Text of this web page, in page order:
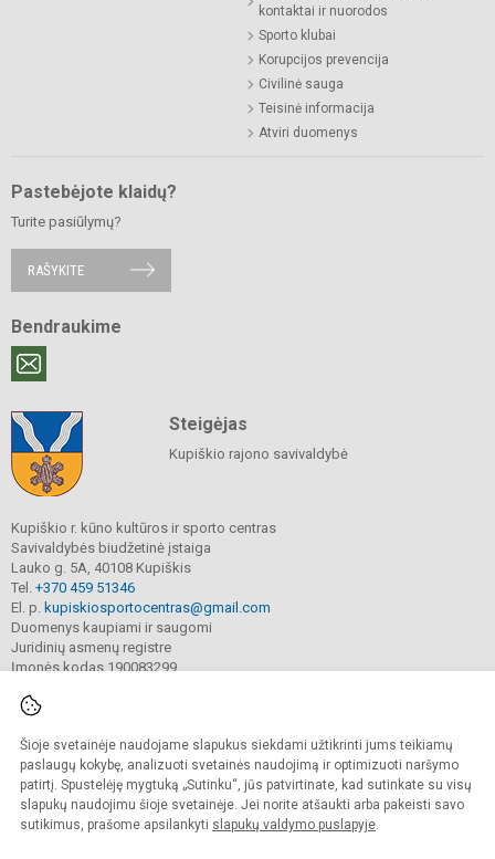
Šioje svetainėje naudojame slapukus siekdami užtikrinti jums teikiamų
paslaugų kokybę, analizuoti svetainės naudojimą ir optimizuoti naršymo
patirtį. Spustelėję mygtuką „Sutinku“, jūs patvirtinate, kad sutinkate su visų
slapukų naudojimu šioje svetainėje. Jei norite atšaukti arba pakeisti savo
sutikimus, prašome apsilankyti slapukų valdymo puslapyje.
kontaktai ir nuorodos
Sporto klubai
Korupcijos prevencija
Civilinė sauga
Teisinė informacija
Atviri duomenys
Pastebėjote klaidų?
Turite pasiūlymų?
RAŠYKITE
Bendraukime
Steigėjas
Kupiškio rajono savivaldybė
Kupiškio r. kūno kultūros ir sporto centras
Savivaldybės biudžetinė įstaiga
Lauko g. 5A, 40108 Kupiškis
Tel. +370 459 51346
El. p. kupiskiosportocentras@gmail.com
Duomenys kaupiami ir saugomi
Juridinių asmenų registre
Įmonės kodas 190083299
© 2022. Kupiškio r. kūno kultūros ir sporto centras. Visos teisės saugomos.
Kopijuoti turinį be raštiško sutikimo griežtai draudžiama.
Prieinamumo paraiška Slapukų valdymas
Sumanus būdas atnaujinti